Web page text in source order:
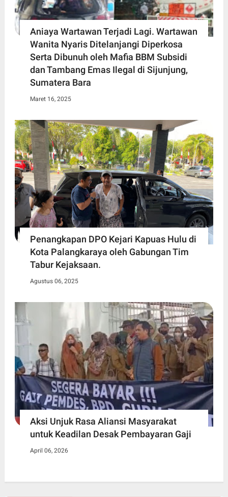
Aniaya Wartawan Terjadi Lagi. Wartawan
Wanita Nyaris Ditelanjangi Diperkosa
Serta Dibunuh oleh Mafia BBM Subsidi
dan Tambang Emas Ilegal di Sijunjung,
Sumatera Bara
Maret 16, 2025
Penangkapan DPO Kejari Kapuas Hulu di
Kota Palangkaraya oleh Gabungan Tim
Tabur Kejaksaan.
Agustus 06, 2025
Aksi Unjuk Rasa Aliansi Masyarakat
untuk Keadilan Desak Pembayaran Gaji
April 06, 2026